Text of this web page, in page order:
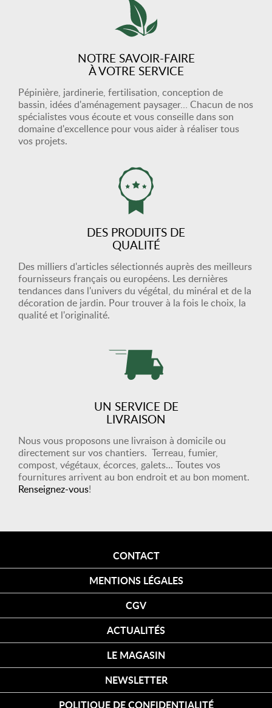
NOTRE SAVOIR-FAIRE
À VOTRE SERVICE
Pépinière, jardinerie, fertilisation, conception de
bassin, idées d'aménagement paysager… Chacun de nos
spécialistes vous écoute et vous conseille dans son
domaine d'excellence pour vous aider à réaliser tous
vos projets.
DES PRODUITS DE
QUALITÉ
Des milliers d'articles sélectionnés auprès des meilleurs
fournisseurs français ou européens. Les dernières
tendances dans l'univers du végétal, du minéral et de la
décoration de jardin. Pour trouver à la fois le choix, la
qualité et l'originalité.
UN SERVICE DE
LIVRAISON
Nous vous proposons une livraison à domicile ou
directement sur vos chantiers. Terreau, fumier,
compost, végétaux, écorces, galets... Toutes vos
fournitures arrivent au bon endroit et au bon moment.
Renseignez-vous!
CONTACT
MENTIONS LÉGALES
CGV
ACTUALITÉS
LE MAGASIN
NEWSLETTER
POLITIQUE DE CONFIDENTIALITÉ